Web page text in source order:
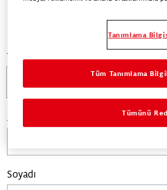
Bize
Talebiniz nedir?
Ad
Soyadı
Tanımlama
Tümünü
Tüm Tanımlama